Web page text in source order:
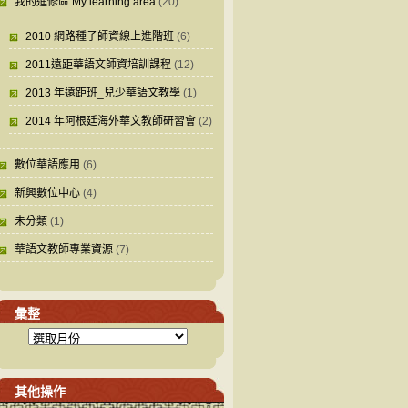
2010 網路種子師資線上進階班 (6)
2011遠距華語文師資培訓課程 (12)
2013 年遠距班_兒少華語文教學 (1)
2014 年阿根廷海外華文教師研習會 (2)
數位華語應用 (6)
新興數位中心 (4)
未分類 (1)
華語文教師專業資源 (7)
彙整
其他操作